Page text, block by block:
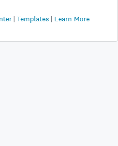
Templates Learn More